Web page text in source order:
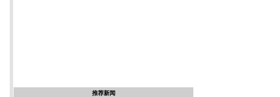
推荐新闻